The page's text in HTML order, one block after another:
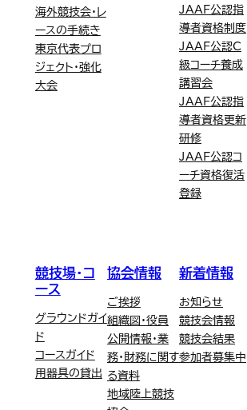
海外競技会・レ
ースの手続き
東京代表プロ
ジェクト・強化
大会
JAAF公認指
導者資格制度
JAAF公認C
級コーチ養成
講習会
JAAF公認指
導者資格更新
研修
JAAF公認コ
ーチ資格復活
登録
競技場・コ
ース
グラウンドガイ
ド
コースガイド
用器具の貸出
協会情報
ご挨拶
組織図・役員
公開情報・業
務・財務に関す
る資料
地域陸上競技
新着情報
お知らせ
競技会情報
競技会結果
参加者募集中